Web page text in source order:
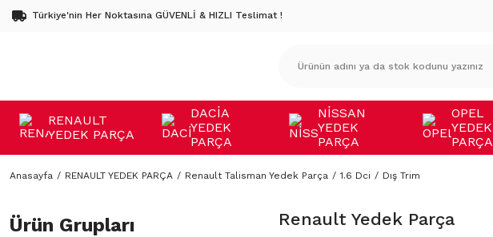
Türkiye'nin Her Noktasına GÜVENLİ & HIZLI Teslimat !
RENAULT
YEDEK PARÇA
DACİA
YEDEK
PARÇA
NİSSAN
YEDEK
PARÇA
OPEL
YEDEK
PARÇA
Anasayfa RENAULT YEDEK PARÇA Renault Talisman Yedek Parça 1.6 Dci Dış Trim
Ürün Grupları Renault Yedek Parça